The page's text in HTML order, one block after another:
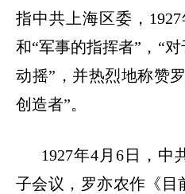
指中共上海区委， 1927
和“军事的指挥者” ， “对
动摇” ，并热烈地称赞
创造者”。
1927年4月 6日，中
子会议，罗亦农作《目